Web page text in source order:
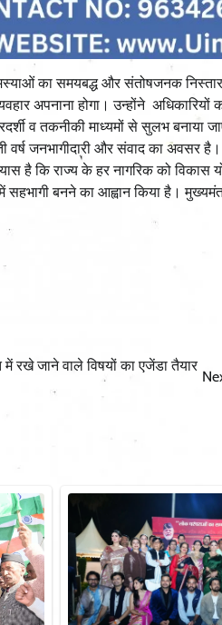
का समयबद्ध और संतोषजनक
अपनाना होगा। उन्होंने अधिकारियों
व तकनीकी माध्यमों से सुलभ बनाया
जनभागीदारी और संवाद का अवसर है।
है कि राज्य के हर नागरिक को
बनने का आह्वान किया है।
में रखे जाने वाले विषयों का एजेंडा तैयार